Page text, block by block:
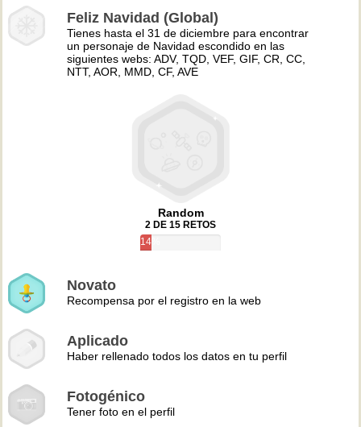
Feliz Navidad (Global)
Tienes hasta el 31 de diciembre para encontrar
un personaje de Navidad escondido en las
siguientes webs: ADV, TQD, VEF, GIF, CR, CC,
NTT, AOR, MMD, CF, AVE
Random
2 DE 15 RETOS
14%
Novato
Recompensa por el registro en la web
Aplicado
Haber rellenado todos los datos en tu perfil
Fotogénico
Tener foto en el perfil